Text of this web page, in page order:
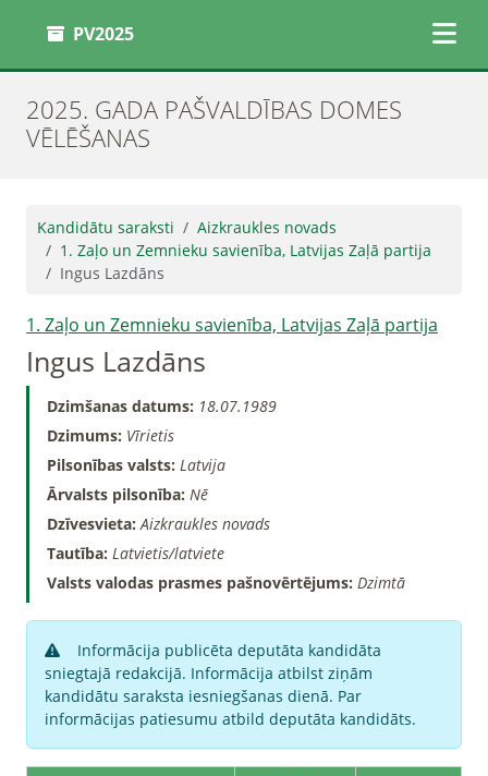
PV2025
2025. GADA PAŠVALDĪBAS DOMES
VĒLĒŠANAS
Kandidātu saraksti
Aizkraukles novads
1. Zaļo un Zemnieku savienība, Latvijas Zaļā partija
Ingus Lazdāns
1. Zaļo un Zemnieku savienība, Latvijas Zaļā partija
Ingus Lazdāns
Dzimšanas datums: 18.07.1989
Dzimums: Vīrietis
Pilsonības valsts: Latvija
Ārvalsts pilsonība: Nē
Dzīvesvieta:Aizkraukles novads
Tautība: Latvietis/latviete
Valsts valodas prasmes pašnovērtējums: Dzimtā
Informācija publicēta deputāta kandidāta
sniegtajā redakcijā. Informācija atbilst ziņām
kandidātu saraksta iesniegšanas dienā. Par
informācijas patiesumu atbild deputāta kandidāts.